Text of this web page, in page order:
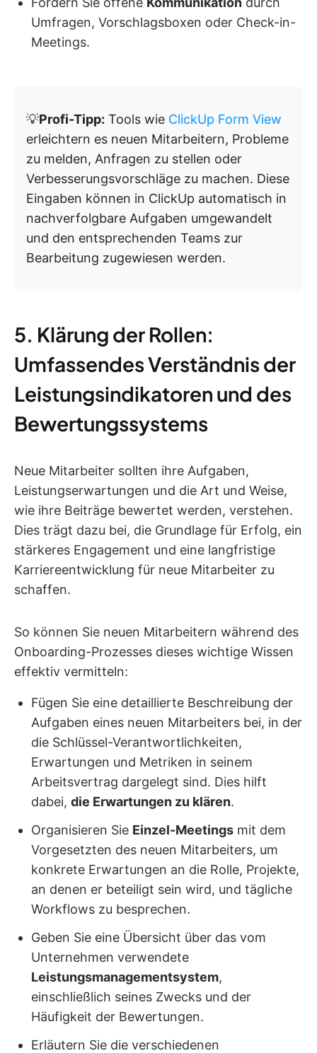
Umfragen, Vorschlagsboxen oder Check-in-
Meetings.
💡Profi-Tipp: Tools wie ClickUp Form View
erleichtern es neuen Mitarbeitern, Probleme
zu melden, Anfragen zu stellen oder
Verbesserungsvorschläge zu machen. Diese
Eingaben können in ClickUp automatisch in
nachverfolgbare Aufgaben umgewandelt
und den entsprechenden Teams zur
Bearbeitung zugewiesen werden.
5. Klärung der Rollen:
Umfassendes Verständnis der
Leistungsindikatoren und des
Bewertungssystems
Neue Mitarbeiter sollten ihre Aufgaben,
Leistungserwartungen und die Art und Weise,
wie ihre Beiträge bewertet werden, verstehen.
Dies trägt dazu bei, die Grundlage für Erfolg, ein
stärkeres Engagement und eine langfristige
Karriereentwicklung für neue Mitarbeiter zu
schaffen.
So können Sie neuen Mitarbeitern während des
Onboarding-Prozesses dieses wichtige Wissen
effektiv vermitteln:
Fügen Sie eine detaillierte Beschreibung der
Aufgaben eines neuen Mitarbeiters bei, in der
die Schlüssel-Verantwortlichkeiten,
Erwartungen und Metriken in seinem
Arbeitsvertrag dargelegt sind. Dies hilft
dabei, die Erwartungen zu klären.
Organisieren Sie Einzel-Meetings mit dem
Vorgesetzten des neuen Mitarbeiters, um
konkrete Erwartungen an die Rolle, Projekte,
an denen er beteiligt sein wird, und tägliche
Workflows zu besprechen.
Geben Sie eine Übersicht über das vom
Unternehmen verwendete
Leistungsmanagementsystem,
einschließlich seines Zwecks und der
Häufigkeit der Bewertungen.
Erläutern Sie die verschiedenen